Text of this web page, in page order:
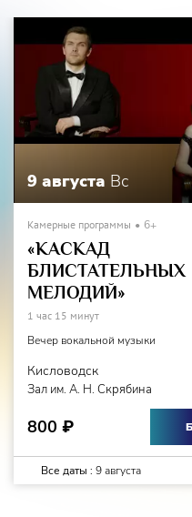
9 августа Вс
Камерные программы 6+
«КАСКАД
БЛИСТАТЕЛЬНЫХ
МЕЛОДИЙ»
1 час 15 минут
Вечер вокальной музыки
Кисловодск
Зал им. А. Н. Скрябина
800 ₽
Все даты : 9 августа